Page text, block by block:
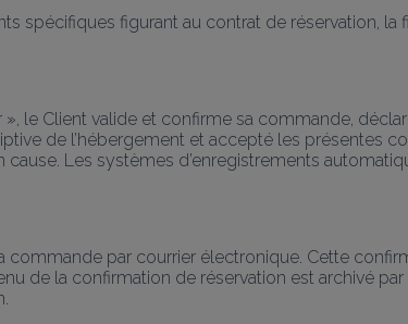
spécifiques figurant au contrat de réservation,
», le Client valide et confirme sa commande,
de l’hébergement et accepté les présentes
cause. Les systèmes d’enregistrements
commande par courrier électronique. Cette
de la confirmation de réservation est archivé